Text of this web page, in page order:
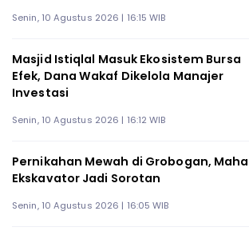
Senin, 10 Agustus 2026 | 16:15 WIB
Masjid Istiqlal Masuk Ekosistem Bursa
Efek, Dana Wakaf Dikelola Manajer
Investasi
Senin, 10 Agustus 2026 | 16:12 WIB
Pernikahan Mewah di Grobogan,
Ekskavator Jadi Sorotan
Senin, 10 Agustus 2026 | 16:05 WIB